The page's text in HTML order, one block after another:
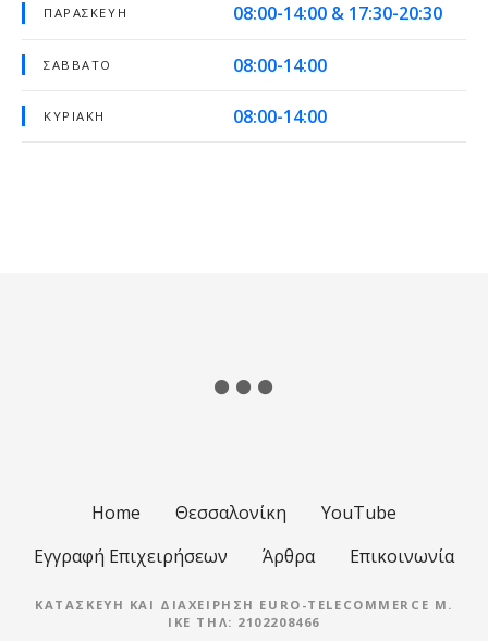
ΠΑΡΑΣΚΕΥΉ 08:00-14:00 & 17:30-20:30
ΣΆΒΒΑΤΟ 08:00-14:00
ΚΥΡΙΑΚΉ 08:00-14:00
Home Θεσσαλονίκη
YouTube
Εγγραφή Επιχειρήσεων
Άρθρα Επικοινωνία
ΚΑΤΑΣΚΕΥΉ ΚΑΙ ΔΙΑΧΕΊΡΗΣΗ EURO-TELECOMMERCE M.
IKE ΤΗΛ: 2102208466